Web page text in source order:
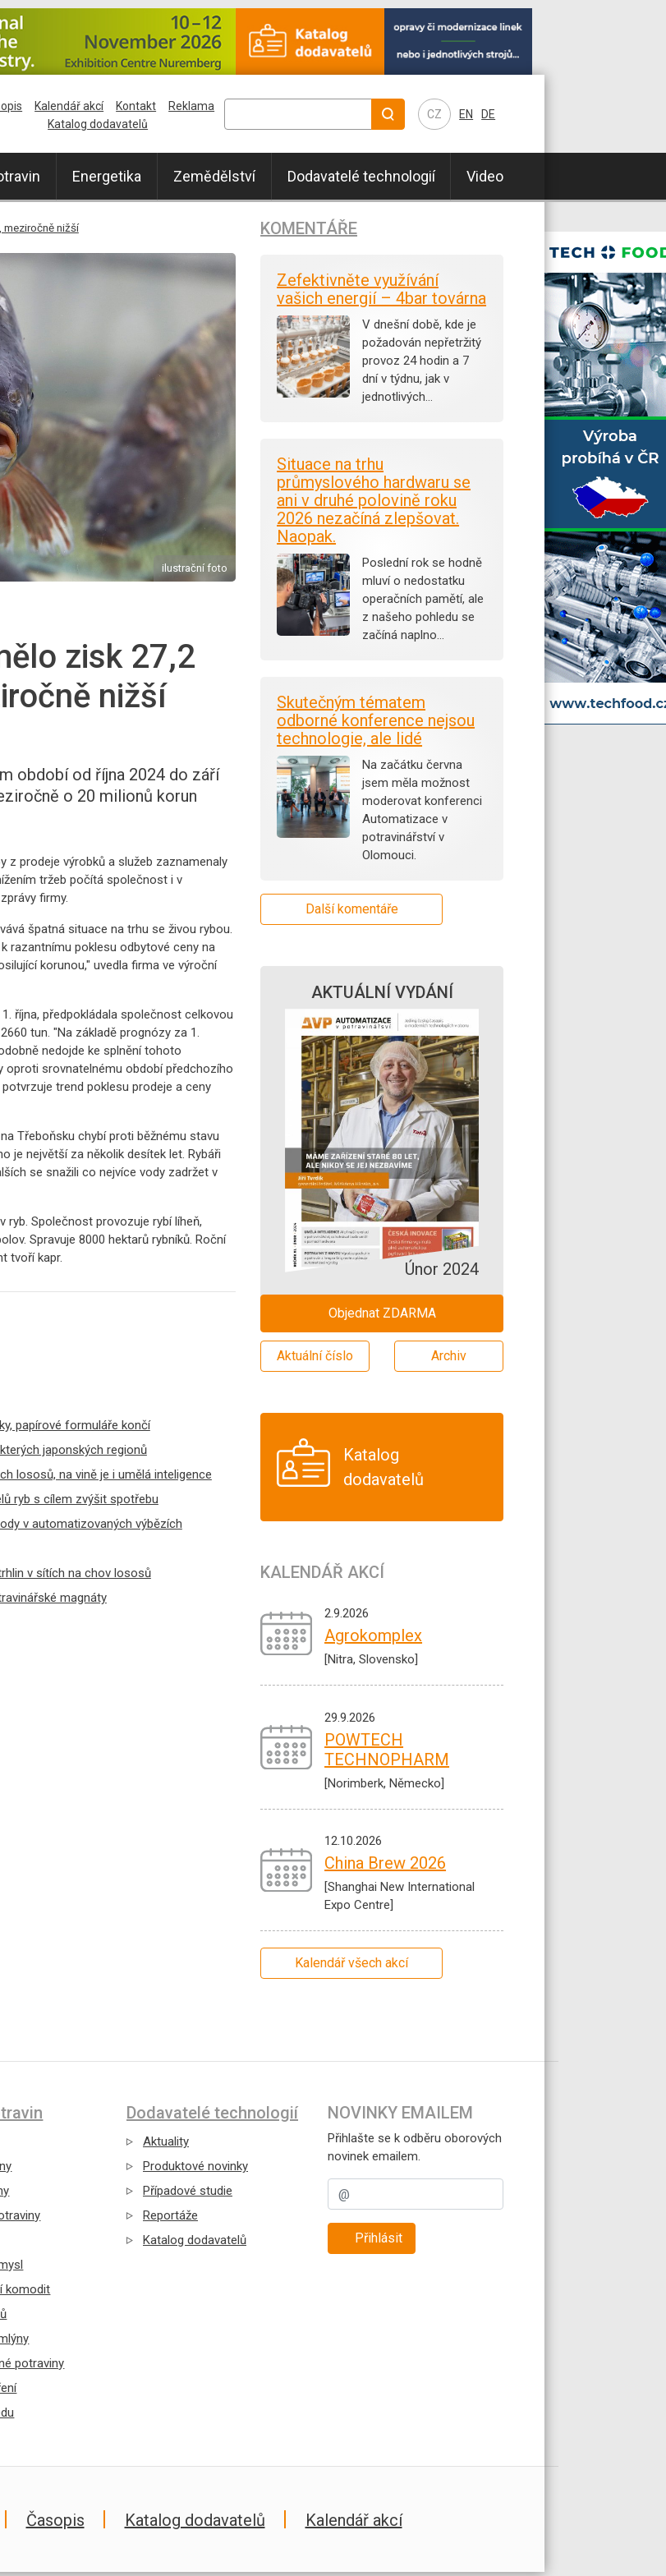
CZ EN DE
Energetika Zemědělství Dodavatelé technologií Video
Kalendář akcí Kontakt
Reklama
Katalog dodavatelů
meziročně nižší
ilustrační foto
zisk 27,2
nižší
období od října 2024 do září
o 20 milionů korun
z prodeje výrobků a služeb zaznamenaly
tržeb počítá společnost i v
firmy.
špatná situace na trhu se živou rybou.
razantnímu poklesu odbytové ceny na
korunou," uvedla firma ve výroční
října, předpokládala společnost celkovou
tun. "Na základě prognózy za 1.
nedojde ke splnění tohoto
oproti srovnatelnému období předchozího
trend poklesu prodeje a ceny
Třeboňsku chybí proti běžnému stavu
je největší za několik desítek let. Rybáři
se snažili co nejvíce vody zadržet v
ryb. Společnost provozuje rybí líheň,
Spravuje 8000 hektarů rybníků. Roční
tvoří kapr.
papírové formuláře končí
japonských regionů
lososů, na vině je i umělá inteligence
ryb s cílem zvýšit spotřebu
v automatizovaných výbězích
v sítích na chov lososů
magnáty
KOMENTÁŘE
Zefektivněte využívání
vašich energií – 4bar továrna
V dnešní době, kde je
požadován nepřetržitý
provoz 24 hodin a 7
dní v týdnu, jak v
jednotlivých…
Situace na trhu
průmyslového hardwaru se
ani v druhé polovině roku
2026 nezačíná zlepšovat.
Naopak.
Poslední rok se hodně
mluví o nedostatku
operačních pamětí, ale
z našeho pohledu se
začíná naplno…
Skutečným tématem
odborné konference nejsou
technologie, ale lidé
Na začátku června
jsem měla možnost
moderovat konferenci
Automatizace v
potravinářství v
Olomouci.
Další komentáře
AKTUÁLNÍ VYDÁNÍ
Únor 2024
Objednat ZDARMA
Aktuální číslo Archiv
Katalog
dodavatelů
KALENDÁŘ AKCÍ
2.9.2026
Agrokomplex
[Nitra, Slovensko]
29.9.2026
POWTECH
TECHNOPHARM
[Norimberk, Německo]
12.10.2026
China Brew 2026
[Shanghai New International
Expo Centre]
Kalendář všech akcí
komodit
potraviny
Dodavatelé technologií
Aktuality
Produktové novinky
Případové studie
Reportáže
Katalog dodavatelů
NOVINKY EMAILEM
Přihlašte se k odběru oborových
novinek emailem.
Přihlásit
Časopis Katalog dodavatelů Kalendář akcí